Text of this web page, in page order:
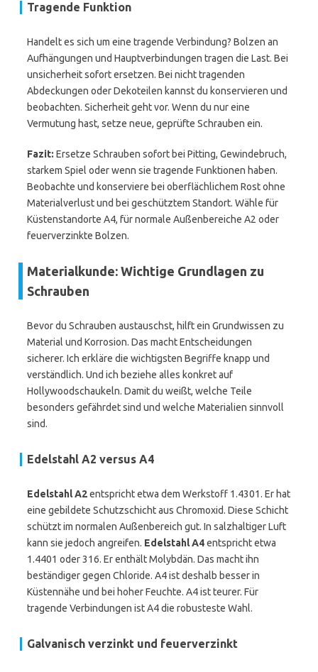
Tragende Funktion
Handelt es sich um eine tragende Verbindung? Bolzen an
Aufhängungen und Hauptverbindungen tragen die Last. Bei
unsicherheit sofort ersetzen. Bei nicht tragenden
Abdeckungen oder Dekoteilen kannst du konservieren und
beobachten. Sicherheit geht vor. Wenn du nur eine
Vermutung hast, setze neue, geprüfte Schrauben ein.
Fazit: Ersetze Schrauben sofort bei Pitting, Gewindebruch,
starkem Spiel oder wenn sie tragende Funktionen haben.
Beobachte und konserviere bei oberflächlichem Rost ohne
Materialverlust und bei geschütztem Standort. Wähle für
Küstenstandorte A4, für normale Außenbereiche A2 oder
feuerverzinkte Bolzen.
Materialkunde: Wichtige Grundlagen zu
Schrauben
Bevor du Schrauben austauschst, hilft ein Grundwissen zu
Material und Korrosion. Das macht Entscheidungen
sicherer. Ich erkläre die wichtigsten Begriffe knapp und
verständlich. Und ich beziehe alles konkret auf
Hollywoodschaukeln. Damit du weißt, welche Teile
besonders gefährdet sind und welche Materialien sinnvoll
sind.
Edelstahl A2 versus A4
Edelstahl A2entspricht etwa dem Werkstoff 1.4301. Er hat
eine gebildete Schutzschicht aus Chromoxid. Diese Schicht
schützt im normalen Außenbereich gut. In salzhaltiger Luft
kann sie jedoch angreifen. Edelstahl A4entspricht etwa
1.4401 oder 316. Er enthält Molybdän. Das macht ihn
beständiger gegen Chloride. A4 ist deshalb besser in
Küstennähe und bei hoher Feuchte. A4 ist teurer. Für
tragende Verbindungen ist A4 die robusteste Wahl.
Galvanisch verzinkt und feuerverzinkt